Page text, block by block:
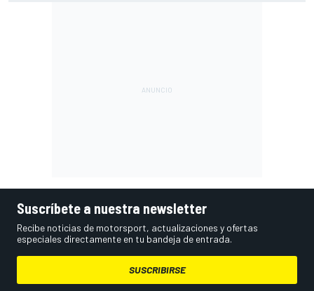
Suscríbete a nuestra newsletter
Recibe noticias de motorsport, actualizaciones y ofertas
especiales directamente en tu bandeja de entrada.
SUSCRIBIRSE